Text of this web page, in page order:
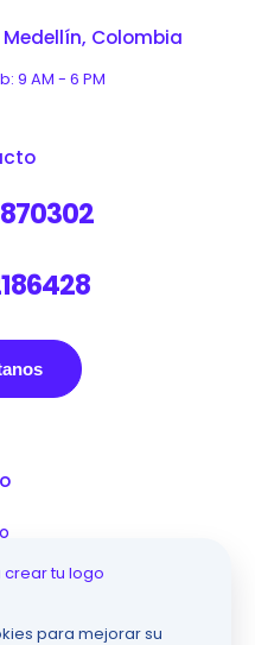
Colombia
9 AM - 6 PM
para mejorar su